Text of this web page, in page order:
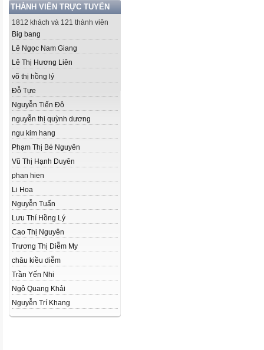
THÀNH VIÊN TRỰC TUYẾN
1812 khách và 121 thành viên
Big bang
Lê Ngọc Nam Giang
Lê Thị Hương Liên
võ thị hồng lý
Đỗ Tựe
Nguyễn Tiến Đô
nguyễn thị quỳnh dương
ngu kim hang
Phạm Thị Bé Nguyên
Vũ Thị Hạnh Duyên
phan hien
Li Hoa
Nguyễn Tuấn
Lưu Thí Hồng Lý
Cao Thị Nguyên
Trương Thị Diễm My
châu kiều diễm
Trần Yến Nhi
Ngô Quang Khải
Nguyễn Trí Khang